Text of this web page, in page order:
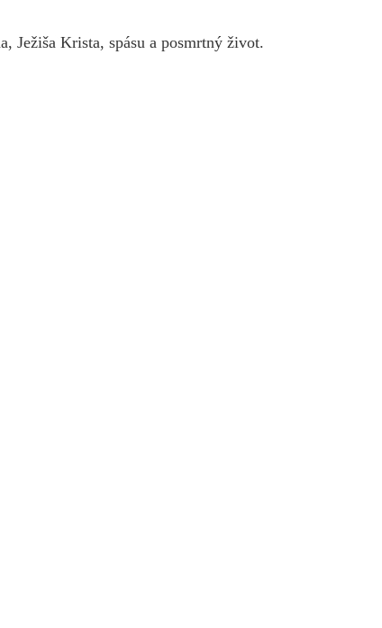
Ježiša Krista, spásu a posmrtný život.